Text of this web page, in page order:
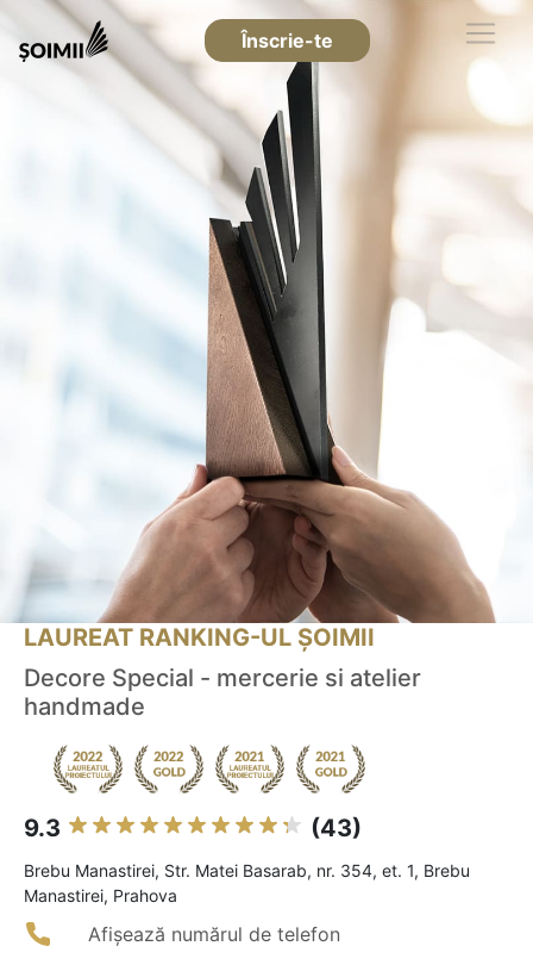
Înscrie-te
LAUREAT RANKING-UL ȘOIMII
Decore Special - mercerie si atelier
handmade
9.3 (43)
Brebu Manastirei, Str. Matei Basarab, nr. 354, et. 1, Brebu
Manastirei, Prahova
Afișează numărul de telefon